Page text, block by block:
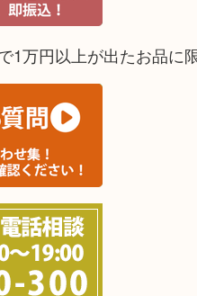
万円以上が出たお品に